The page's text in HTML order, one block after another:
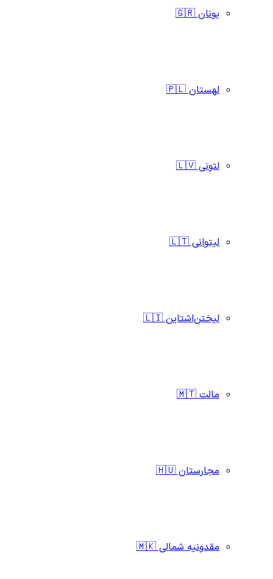
یونان 🇬🇷
لهستان 🇵🇱
لتونی 🇱🇻
لیتوانی 🇱🇹
لیختن‌اشتاین 🇱🇮
مالت 🇲🇹
مجارستان 🇭🇺
مقدونیه شمالی 🇲🇰